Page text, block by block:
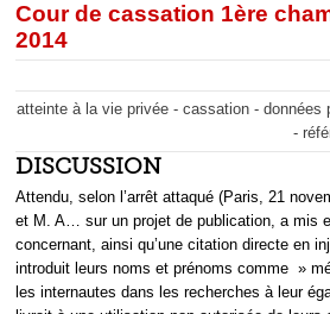
Cour de cassation 1ère
2014
atteinte à la vie privée - cassation - données
-
DISCUSSION
Attendu, selon l’arrêt attaqué (Paris, 21
et M. A… sur un projet de publication, a mis
concernant, ainsi qu’une citation directe en
introduit leurs noms et prénoms comme »
les internautes dans les recherches à leur